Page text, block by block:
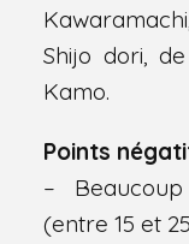
Shijo dori,
Kamo.
Points
–
(entre 15 et